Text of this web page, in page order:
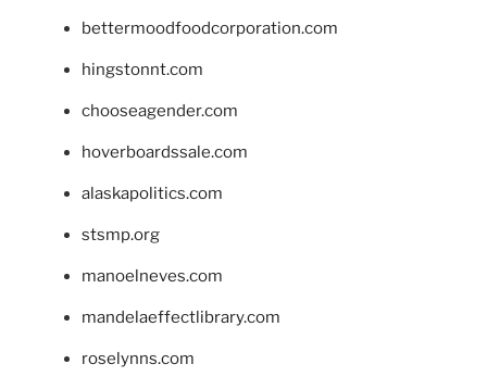
bettermoodfoodcorporation.com
hingstonnt.com
chooseagender.com
hoverboardssale.com
alaskapolitics.com
stsmp.org
manoelneves.com
mandelaeffectlibrary.com
roselynns.com